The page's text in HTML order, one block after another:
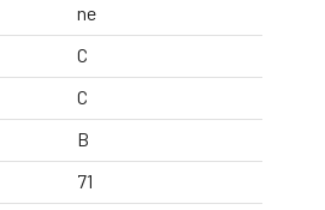
ne
C
C
B
71